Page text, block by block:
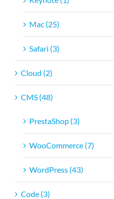
Mac (25)
Safari (3)
Cloud (2)
CMS (48)
PrestaShop (3)
WooCommerce (7)
WordPress (43)
Code (3)